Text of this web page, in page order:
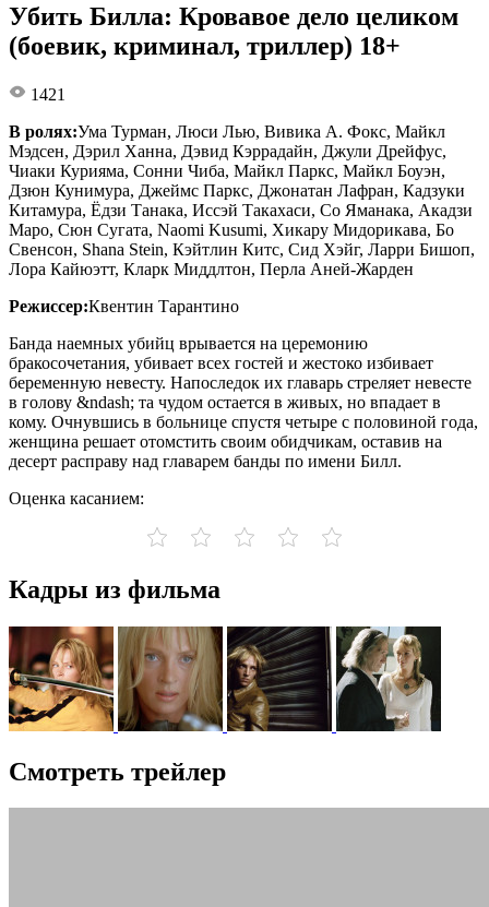
Убить Билла: Кровавое дело целиком
(боевик, криминал, триллер) 18+
1421
В ролях:Ума Турман, Люси Лью, Вивика А. Фокс, Майкл
Мэдсен, Дэрил Ханна, Дэвид Кэррадайн, Джули Дрейфус,
Чиаки Курияма, Сонни Чиба, Майкл Паркс, Майкл Боуэн,
Дзюн Кунимура, Джеймс Паркс, Джонатан Лафран, Кадзуки
Китамура, Ёдзи Танака, Иссэй Такахаси, Со Яманака, Акадзи
Маро, Сюн Сугата, Naomi Kusumi, Хикару Мидорикава, Бо
Свенсон, Shana Stein, Кэйтлин Китс, Сид Хэйг, Ларри Бишоп,
Лора Кайюэтт, Кларк Миддлтон, Перла Аней-Жарден
Режиссер:Квентин Тарантино
Банда наемных убийц врывается на церемонию
бракосочетания, убивает всех гостей и жестоко избивает
беременную невесту. Напоследок их главарь стреляет невесте
в голову &ndash; та чудом остается в живых, но впадает в
кому. Очнувшись в больнице спустя четыре с половиной года,
женщина решает отомстить своим обидчикам, оставив на
десерт расправу над главарем банды по имени Билл.
Оценка касанием:
Кадры из фильма
Смотреть трейлер